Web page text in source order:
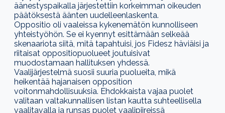
äänestyspaikalla järjestettiin korkeimman oikeuden
päätöksestä äänten uudelleenlaskenta.
Oppositio oli vaaleissa kykenemätön kunnolliseen
yhteistyöhön. Se ei kyennyt esittämään selkeää
skenaariota siitä , mitä tapahtuisi, jos Fidesz häviäisi ja
riitaisat oppositiopuolueet joutuisivat
muodostamaan hallituksen yhdessä.
Vaalijärjestelmä suosii suuria puolueita, mikä
heikentää hajanaisen opposition
voitonmahdollisuuksia. Ehdokkaista vajaa puolet
valitaan valtakunnallisen listan kautta suhteellisella
vaalitavalla ja runsas puolet vaalipiireissä